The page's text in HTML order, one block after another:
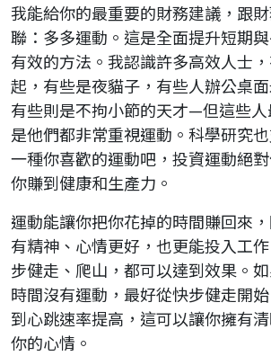
我能給你的最重要的財務建議，跟
聯：多多運動。這是全面提升短期
有效的方法。我認識許多高效人士
起，有些是夜貓子，有些人辦公桌
有些則是不拘小節的天才—但這些人
是他們都非常重視運動。科學研究
一種你喜歡的運動吧，投資運動絕
你賺到健康和生產力。
運動能讓你把你花掉的時間賺回來
有精神、心情更好，也更能投入工
步健走、爬山，都可以達到效果。
時間沒有運動，最好從快步健走開
到心跳速率提高，這可以讓你擁有
你的心情。